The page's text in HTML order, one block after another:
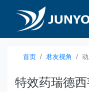
首页 君友视角
特效药瑞德